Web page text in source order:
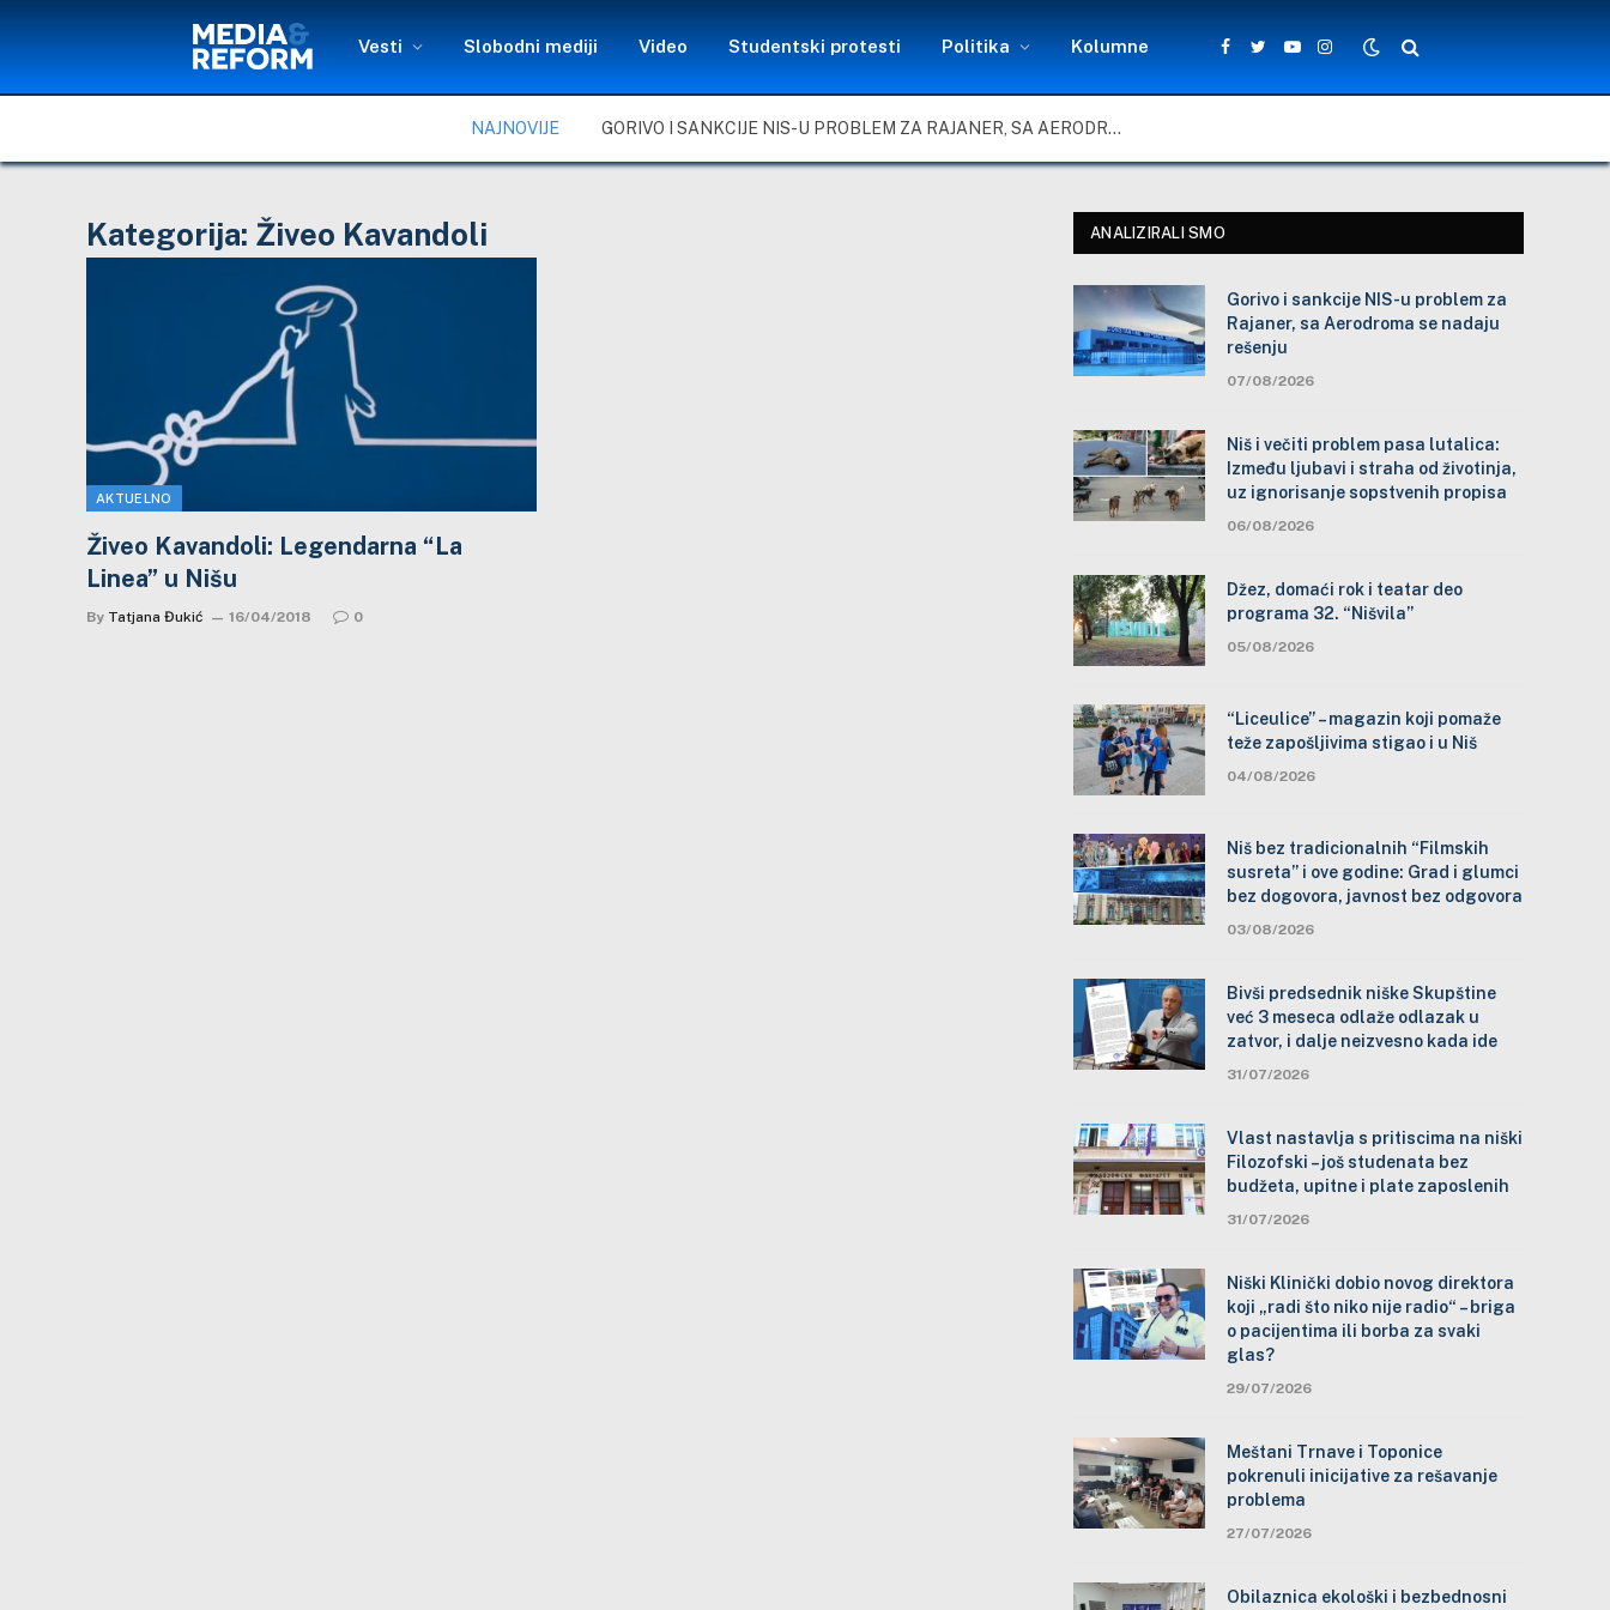
Vesti Slobodni mediji Video Studentski protesti Politika Kolumne
Facebook
TwitterYouTubeInstagram
NAJNOVIJE GORIVO I SANKCIJE NIS-U PROBLEM ZA RAJANER, SA AERODROMA SE NADAJU REŠENJU
Kategorija: Živeo Kavandoli
AKTUELNO
Živeo Kavandoli: Legendarna “La
Linea” u Nišu
By Tatjana Đukić 16/04/2018 0
ANALIZIRALI SMO
Gorivo i sankcije NIS-u problem za
Rajaner, sa Aerodroma se nadaju
rešenju
07/08/2026
Niš i večiti problem pasa lutalica:
Između ljubavi i straha od životinja,
uz ignorisanje sopstvenih propisa
06/08/2026
Džez, domaći rok i teatar deo
programa 32. “Nišvila”
05/08/2026
“Liceulice” – magazin koji pomaže
teže zapošljivima stigao i u Niš
04/08/2026
Niš bez tradicionalnih “Filmskih
susreta” i ove godine: Grad i glumci
bez dogovora, javnost bez odgovora
03/08/2026
Bivši predsednik niške Skupštine
već 3 meseca odlaže odlazak u
zatvor, i dalje neizvesno kada ide
31/07/2026
Vlast nastavlja s pritiscima na niški
Filozofski – još studenata bez
budžeta, upitne i plate zaposlenih
31/07/2026
Niški Klinički dobio novog direktora
koji „radi što niko nije radio“ – briga
o pacijentima ili borba za svaki
glas?
29/07/2026
Meštani Trnave i Toponice
pokrenuli inicijative za rešavanje
problema
27/07/2026
Obilaznica ekološki i bezbednosni